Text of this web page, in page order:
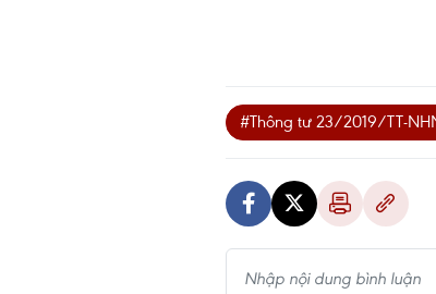
#Thông tư 23/2019/TT-